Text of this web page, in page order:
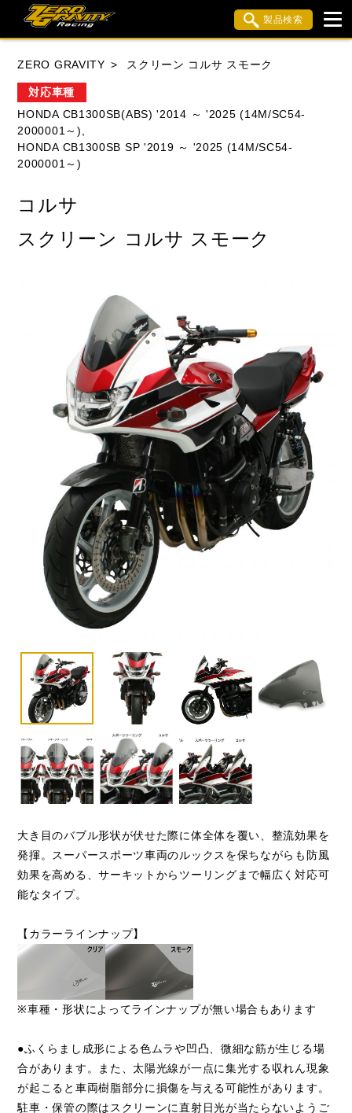
製品検索
HONDA YAMAHA SUZUKI
DUCATI
ZERO GRAVITY スクリーン コルサ スモーク
対応車種
HONDA CB1300SB(ABS) '2014 ～ '2025 (14M/SC54-
2000001～),
HONDA CB1300SB SP '2019 ～ '2025 (14M/SC54-
2000001～)
コルサ
スクリーン コルサ スモーク
大き目のバブル形状が伏せた際に体全体を覆い、整流効果を
発揮。スーパースポーツ車両のルックスを保ちながらも防風
効果を高める、サーキットからツーリングまで幅広く対応可
能なタイプ。
【カラーラインナップ】
※車種・形状によってラインナップが無い場合もあります
●ふくらまし成形による色ムラや凹凸、微細な筋が生じる場
合があります。また、太陽光線が一点に集光する収れん現象
が起こると車両樹脂部分に損傷を与える可能性があります。
駐車・保管の際はスクリーンに直射日光が当たらないようご